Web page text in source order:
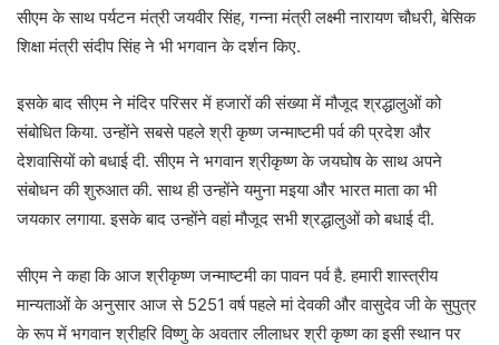
सीएम के साथ पर्यटन मंत्री जयवीर सिंह, गन्ना मंत्री लक्ष्मी नारायण चौधरी, बेसिक
शिक्षा मंत्री संदीप सिंह ने भी भगवान के दर्शन किए.
इसके बाद सीएम ने मंदिर परिसर में हजारों की संख्या में मौजूद श्रद्धालुओं को
संबोधित किया. उन्होंने सबसे पहले श्री कृष्ण जन्माष्टमी पर्व की प्रदेश और
देशवासियों को बधाई दी. सीएम ने भगवान श्रीकृष्ण के जयघोष के साथ अपने
संबोधन की शुरुआत की. साथ ही उन्होंने यमुना मइया और भारत माता का भी
जयकार लगाया. इसके बाद उन्होंने वहां मौजूद सभी श्रद्धालुओं को बधाई दी.
सीएम ने कहा कि आज श्रीकृष्ण जन्माष्टमी का पावन पर्व है. हमारी शास्त्रीय
मान्यताओं के अनुसार आज से 5251 वर्ष पहले मां देवकी और वासुदेव जी के सुपुत्र
के रूप में भगवान श्रीहरि विष्णु के अवतार लीलाधर श्री कृष्ण का इसी स्थान पर